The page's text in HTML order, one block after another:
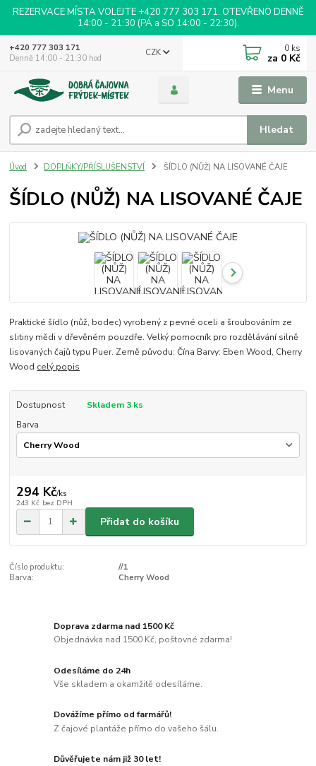
REZERVACE MÍSTA VOLEJTE +420 777 303 171. OTEVŘENO DENNĚ
14:00 - 21:30 (PÁ a SO 14:00 - 22:30).
Menu
CZK
Hledat
+420 777 303 171
Denně 14:00 - 21:30 hod
0 ks
za 0 Kč
Úvod DOPLŇKY/PŘÍSLUŠENSTVÍ ŠÍDLO (NŮŽ) NA LISOVANÉ ČAJE
ŠÍDLO (NŮŽ) NA LISOVANÉ ČAJE
Praktické šídlo (nůž, bodec) vyrobený z pevné oceli a šroubováním ze
slitiny mědi v dřevěném pouzdře. Velký pomocník pro rozdělávání silně
lisovaných čajů typu Puer. Země původu: Čína Barvy: Eben Wood, Cherry
Wood celý popis
Dostupnost
Skladem 3 ks
Barva
294 Kč/ks
243 Kč bez DPH
Přidat do košíku
Číslo produktu:
//1
Barva:
Cherry Wood
Doprava zdarma nad 1500 Kč
Objednávka nad 1500 Kč, poštovné zdarma!
Odesíláme do 24h
Vše skladem a okamžitě odesíláme.
Dovážíme přímo od farmářů!
Z čajové plantáže přímo do vašeho šálu.
Důvěřujete nám již 30 let!